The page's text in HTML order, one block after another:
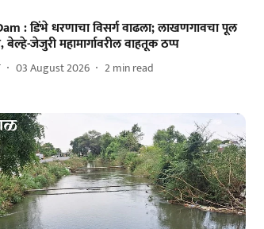
: डिंभे धरणाचा विसर्ग वाढला; लाखणगावचा पूल
बेल्हे-जेजुरी महामार्गावरील वाहतूक ठप्प
03 August 2026 2min read